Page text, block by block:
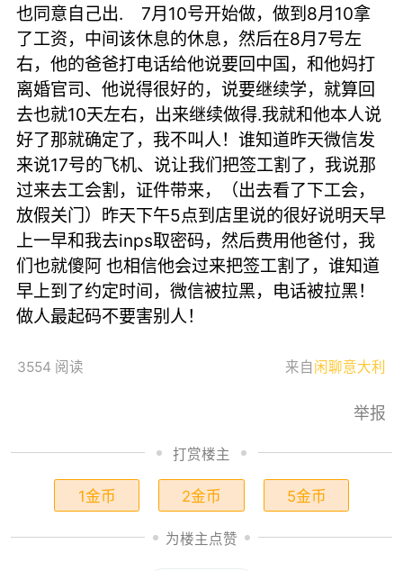
也同意自己出. 7月10号开始做，做到8月10拿
了工资，中间该休息的休息，然后在8月7号左
右，他的爸爸打电话给他说要回中国，和他妈打
离婚官司、他说得很好的，说要继续学，就算回
去也就10天左右，出来继续做得.我就和他本人说
好了那就确定了，我不叫人！谁知道昨天微信发
来说17号的飞机、说让我们把签工割了，我说那
过来去工会割，证件带来，（出去看了下工会，
放假关门）昨天下午5点到店里说的很好说明天早
上一早和我去inps取密码，然后费用他爸付，我
们也就傻阿 也相信他会过来把签工割了，谁知道
早上到了约定时间，微信被拉黑，电话被拉黑！
做人最起码不要害别人！
3554 阅读 来自 闲聊意大利
举报
打赏楼主
1金币 2金币 5金币
为楼主点赞